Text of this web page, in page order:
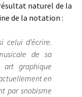
naturel de la
de la notation :
celui d’écrire.
de sa
graphique
en
par snobisme